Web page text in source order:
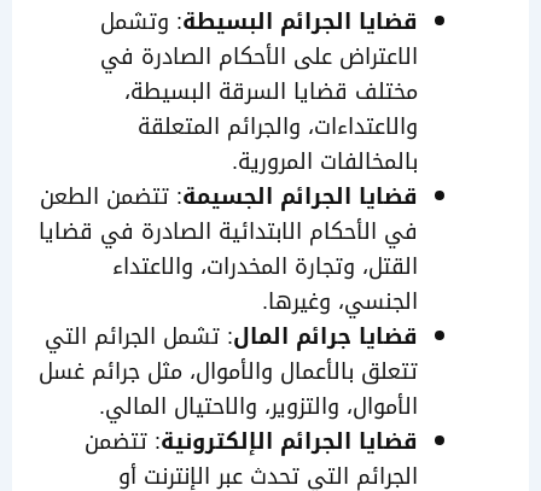
قضايا الجرائم البسيطة: وتشمل
الاعتراض على الأحكام الصادرة في
مختلف قضايا السرقة البسيطة،
والاعتداءات، والجرائم المتعلقة
بالمخالفات المرورية.
قضايا الجرائم الجسيمة: تتضمن الطعن
في الأحكام الابتدائية الصادرة في قضايا
القتل، وتجارة المخدرات، والاعتداء
الجنسي، وغيرها.
قضايا جرائم المال: تشمل الجرائم التي
تتعلق بالأعمال والأموال، مثل جرائم غسل
الأموال، والتزوير، والاحتيال المالي.
قضايا الجرائم الإلكترونية: تتضمن
الجرائم التي تحدث عبر الإنترنت أو